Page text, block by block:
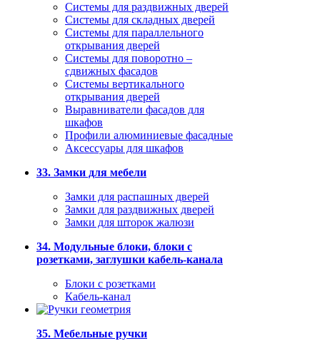
Системы для раздвижных дверей
Системы для складных дверей
Системы для параллельного
открывания дверей
Системы для поворотно –
сдвижных фасадов
Системы вертикального
открывания дверей
Выравниватели фасадов для
шкафов
Профили алюминиевые фасадные
Аксессуары для шкафов
33. Замки для мебели
Замки для распашных дверей
Замки для раздвижных дверей
Замки для шторок жалюзи
34. Модульные блоки, блоки с
розетками, заглушки кабель-канала
Блоки с розетками
Кабель-канал
35. Мебельные ручки